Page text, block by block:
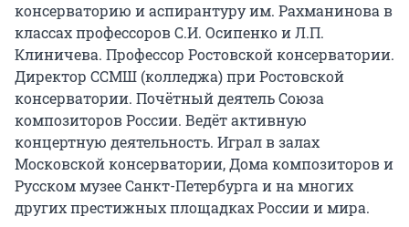
консерваторию и аспирантуру им. Рахманинова в
классах профессоров С.И. Осипенко и Л.П.
Клиничева. Профессор Ростовской консерватории.
Директор ССМШ (колледжа) при Ростовской
консерватории. Почётный деятель Союза
композиторов России. Ведёт активную
концертную деятельность. Играл в залах
Московской консерватории, Дома композиторов и
Русском музее Санкт-Петербурга и на многих
других престижных площадках России и мира.